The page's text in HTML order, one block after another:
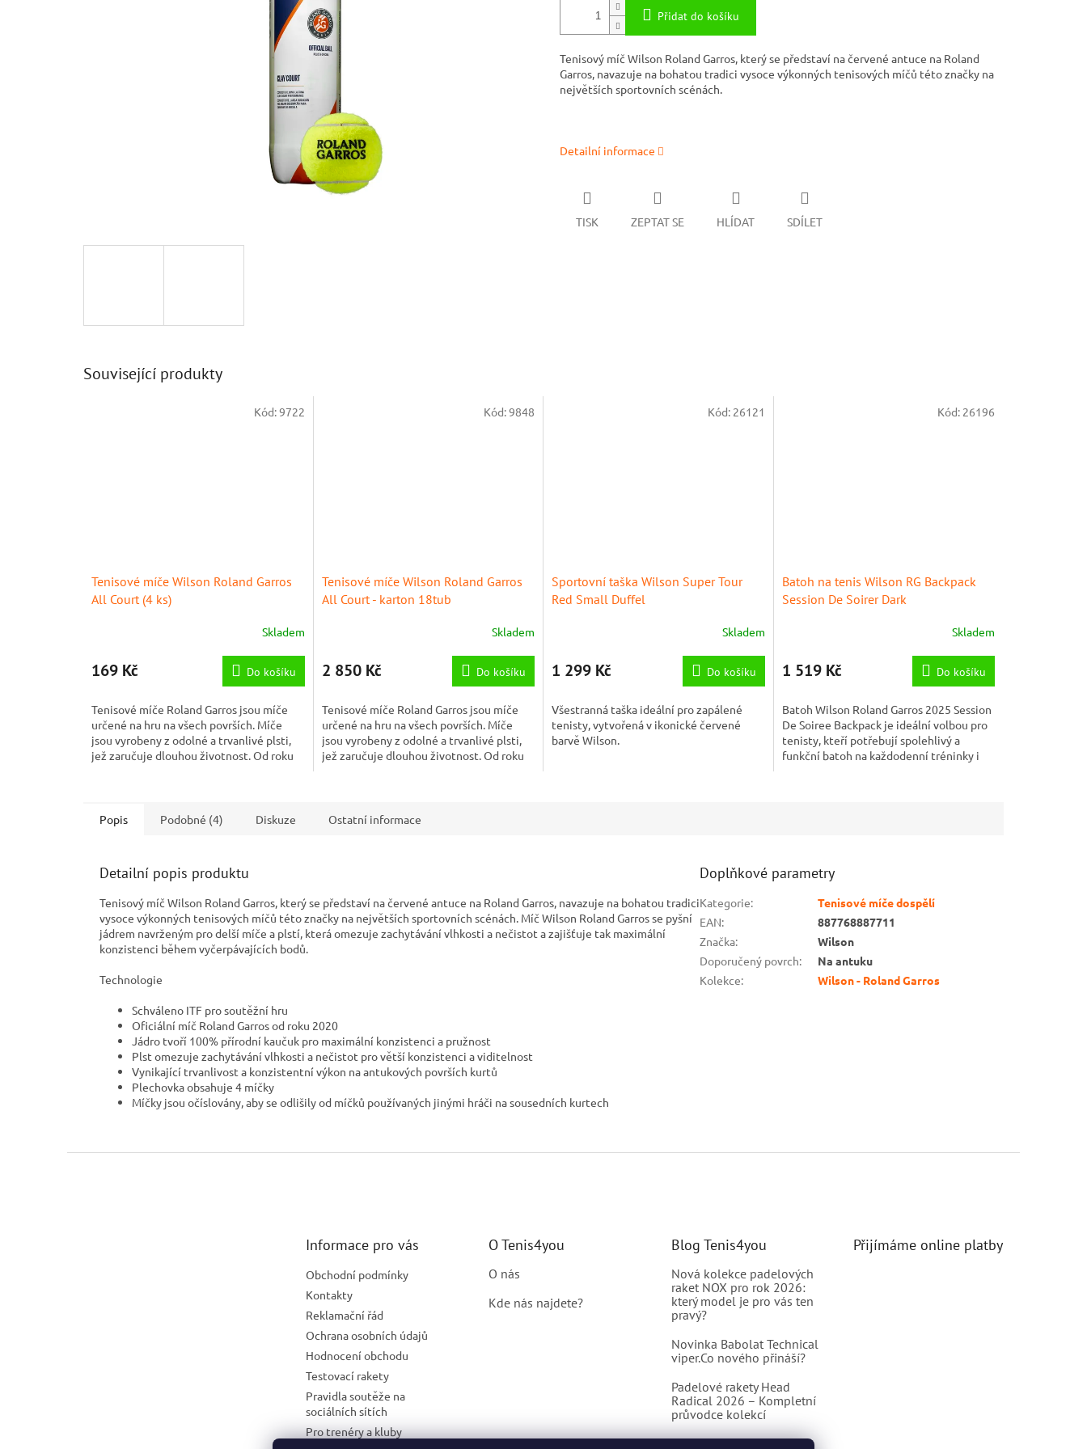
Přidat do košíku
Tenisový míč Wilson Roland Garros, který se představí na červené antuce na Roland
Garros, navazuje na bohatou tradici vysoce výkonných tenisových míčů této značky na
největších sportovních scénách.
Detailní informace
TISK ZEPTAT SE HLÍDAT SDÍLET
Související produkty
Tenisové míče Wilson Roland Garros
All Court (4 ks)
Skladem
169 Kč Do košíku
Tenisové míče Roland Garros jsou míče
určené na hru na všech površích. Míče
jsou vyrobeny z odolné a trvanlivé plsti,
jež zaručuje dlouhou životnost. Od roku
Kód:9722
Tenisové míče Wilson Roland Garros
All Court - karton 18tub
Skladem
2 850 Kč Do košíku
Tenisové míče Roland Garros jsou míče
určené na hru na všech površích. Míče
jsou vyrobeny z odolné a trvanlivé plsti,
jež zaručuje dlouhou životnost. Od roku
Kód:9848
Sportovní taška Wilson Super Tour
Red Small Duffel
Skladem
1 299 Kč Do košíku
Všestranná taška ideální pro zapálené
tenisty, vytvořená v ikonické červené
barvě Wilson.
Kód: 26121
Batoh na tenis Wilson RG Backpack
Session De Soirer Dark
Skladem
1 519 Kč Do košíku
Batoh Wilson Roland Garros 2025 Session
De Soiree Backpack je ideální volbou pro
tenisty, kteří potřebují spolehlivý a
funkční batoh na každodenní tréninky i
Kód: 26196
Popis Podobné (4) Diskuze Ostatní informace
Detailní popis produktu
Tenisový míč Wilson Roland Garros, který se představí na červené antuce na Roland Garros, navazuje na bohatou tradici
vysoce výkonných tenisových míčů této značky na největších sportovních scénách. Míč Wilson Roland Garros se pyšní
jádrem navrženým pro delší míče a plstí, která omezuje zachytávání vlhkosti a nečistot a zajišťuje tak maximální
konzistenci během vyčerpávajících bodů.
Technologie
Schváleno ITF pro soutěžní hru
Oficiální míč Roland Garros od roku 2020
Jádro tvoří 100% přírodní kaučuk pro maximální konzistenci a pružnost
Plst omezuje zachytávání vlhkosti a nečistot pro větší konzistenci a viditelnost
Vynikající trvanlivost a konzistentní výkon na antukových površích kurtů
Plechovka obsahuje 4 míčky
Míčky jsou očíslovány, aby se odlišily od míčků používaných jinými hráči na sousedních kurtech
Doplňkové parametry
Kategorie:
Tenisové míče dospělí
EAN:
887768887711
Značka:
Wilson
Doporučený povrch:
Na antuku
Kolekce: Wilson - Roland Garros
Informace pro vás
Obchodní podmínky
Kontakty
Reklamační řád
Ochrana osobních údajů
Hodnocení obchodu
Testovací rakety
Pravidla soutěže na
sociálních sítích
Pro trenéry a kluby
O Tenis4you
O nás
Kde nás najdete?
Blog Tenis4you
Nová kolekce padelových
raket NOX pro rok 2026:
který model je pro vás ten
pravý?
Novinka Babolat Technical
viper.Co nového přináší?
Padelové rakety Head
Radical 2026 – Kompletní
průvodce kolekcí
Přijímáme online platby